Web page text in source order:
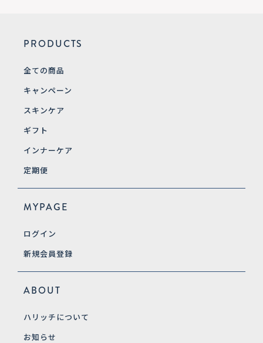
PRODUCTS
全ての商品
キャンペーン
スキンケア
ギフト
インナーケア
定期便
MYPAGE
ログイン
新規会員登録
ABOUT
ハリッチについて
お知らせ